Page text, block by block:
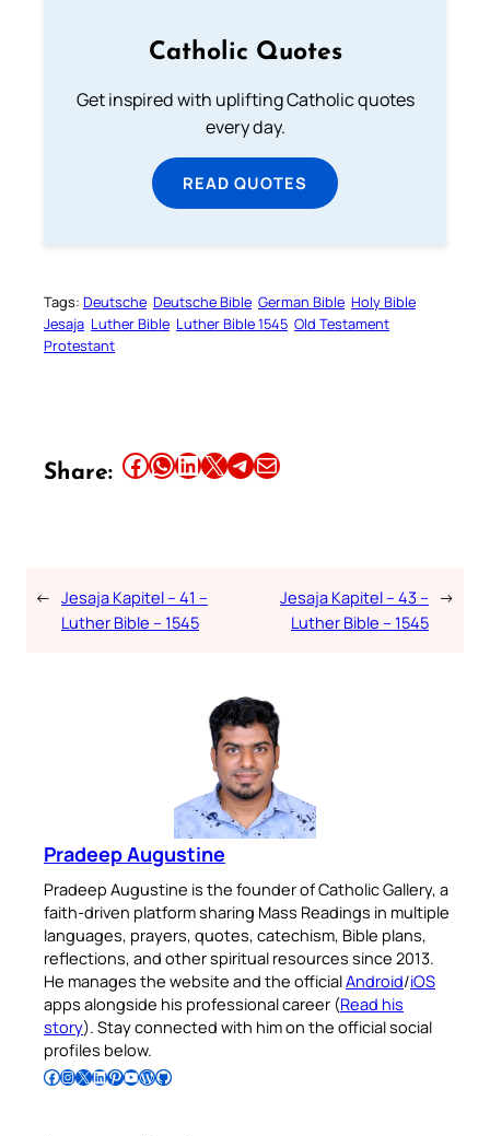
Catholic Quotes
Get inspired with uplifting Catholic quotes
every day.
READ QUOTES
Tags: Deutsche Deutsche Bible German Bible Holy Bible
Jesaja Luther Bible Luther Bible 1545 Old Testament
Protestant
Share: Share this article on Facebook Share this article on WhatsApp Share this article on LinkedIn Share this article on X Share this article on TelegramEmail this Article
← Jesaja Kapitel – 41 –
Luther Bible – 1545
Jesaja Kapitel – 43 –
Luther Bible – 1545
→
Pradeep Augustine
Pradeep Augustine is the founder of Catholic Gallery, a
faith-driven platform sharing Mass Readings in multiple
languages, prayers, quotes, catechism, Bible plans,
reflections, and other spiritual resources since 2013.
He manages the website and the officialAndroid/iOS
apps alongside his professional career (Read his
story). Stay connected with him on the official social
profiles below.
Follow Pradeep on Facebook Follow Pradeep on InstagramFollow Pradeep on X Follow Pradeep on LinkedIn Follow Pradeep on Pinterest Subscribe to Pradeep’s Youtube Channel Follow Pradeep on WordPress Follow Pradeep on GitHub